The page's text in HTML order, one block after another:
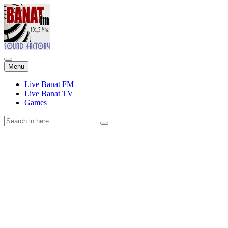
Menu Skip
to
content
Live Banat FM
Live Banat TV
Games
Search
for: